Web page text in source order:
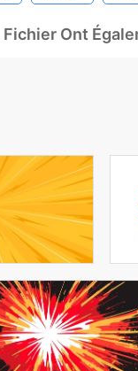
Ont